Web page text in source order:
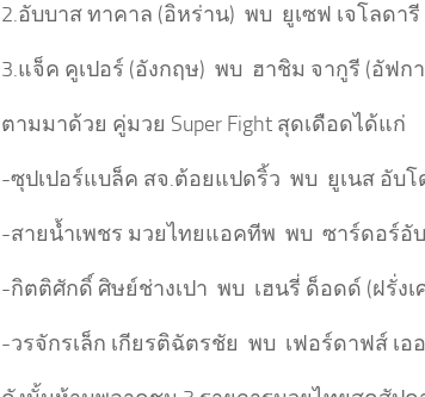
2.อับบาส ทาคาล (อิหร่าน) พบ ยูเซฟ เจโลดา
3.แจ็ค คูเปอร์ (อังกฤษ) พบ ฮาชิม จากูรี (อัฟก
ตามมาด้วย คู่มวย Super Fight สุดเดือดได้แก่
-ซุปเปอร์แบล็ค สจ.ต้อยแปดริ้ว พบ ยูเนส อับ
-สายน้ำเพชร มวยไทยแอคทีพ พบ ซาร์ดอร์อั
-กิตติศักดิ์ ศิษย์ช่างเปา พบ เฮนรี่ ด็อดด์ (ฝรั่งเ
-วรจักรเล็ก เกียรติฉัตรชัย พบ เฟอร์ดาฟส์ เ